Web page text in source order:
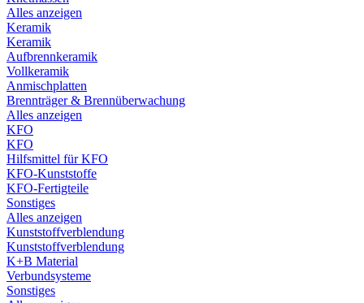
Alles anzeigen
Keramik
Keramik
Aufbrennkeramik
Vollkeramik
Anmischplatten
Brennträger & Brennüberwachung
Alles anzeigen
KFO
KFO
Hilfsmittel für KFO
KFO-Kunststoffe
KFO-Fertigteile
Sonstiges
Alles anzeigen
Kunststoffverblendung
Kunststoffverblendung
K+B Material
Verbundsysteme
Sonstiges